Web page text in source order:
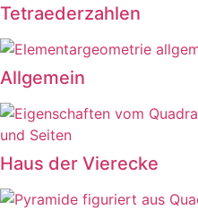
Tetraederzahlen
Allgemein
Haus der Vierecke